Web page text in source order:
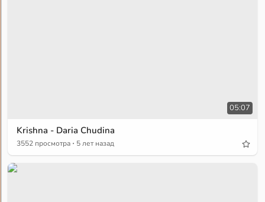
05:07
Krishna - Daria Chudina
3552 просмотра · 5 лет назад